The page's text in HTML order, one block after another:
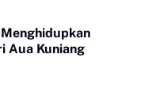
Aua Kuniang